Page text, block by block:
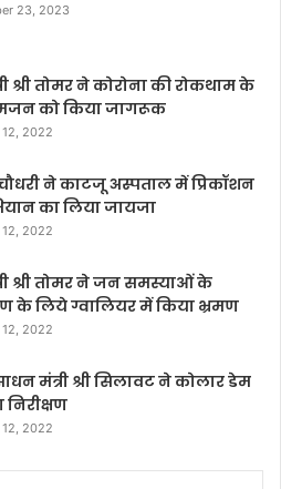
23, 2023
श्री तोमर ने कोरोना की रोकथाम के
को किया जागरूक
2022
चौधरी ने काटजू अस्पताल में प्रिकॉशन
का लिया जायजा
2022
श्री तोमर ने जन समस्याओं के
के लिये ग्वालियर में किया भ्रमण
2022
मंत्री श्री सिलावट ने कोलार डेम
2022